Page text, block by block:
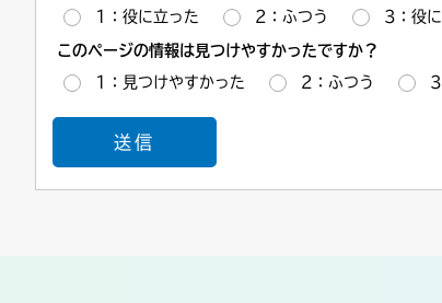
1：役に立った 2：ふつう 3：役
このページの情報は見つけやすかったですか？
1：見つけやすかった 2：ふつう 3